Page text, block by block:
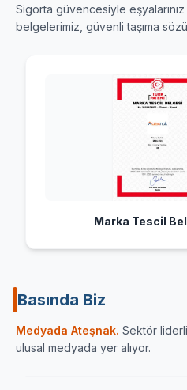
Sigorta güvencesiyle eşyalarınız
belgelerimiz, güvenli taşıma
Marka Tescil
Basında Biz
Medyada Ateşnak. Sektör
ulusal medyada yer alıyor.
Sektörün önde gelen yayın
Ulaşımın Haberi